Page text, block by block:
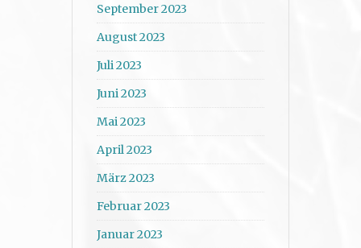
September 2023
August 2023
Juli 2023
Juni 2023
Mai 2023
April 2023
März 2023
Februar 2023
Januar 2023